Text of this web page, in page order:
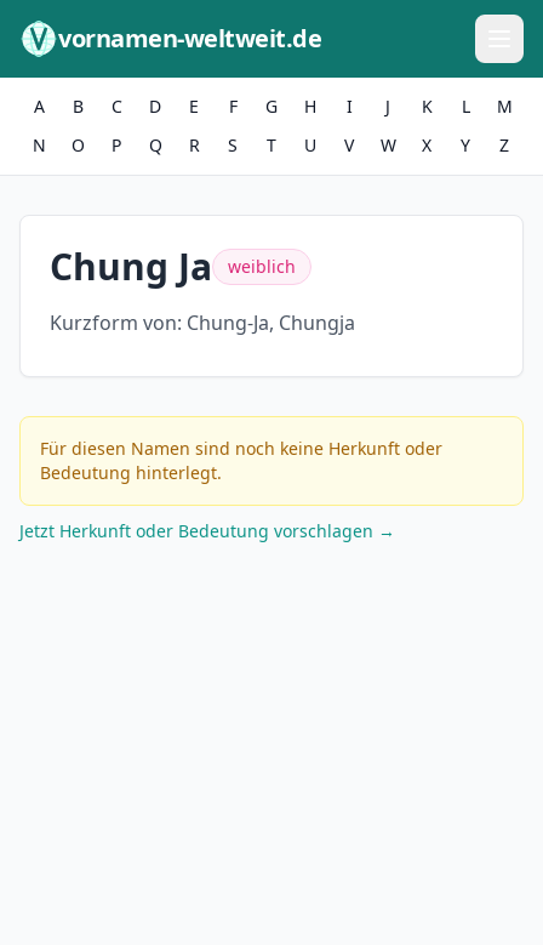
vornamen-weltweit.de
A B C D E F G H I J K L
M
N
O P Q R S T U V W X Y Z
Chung Ja weiblich
Kurzform von: Chung-Ja, Chungja
Für diesen Namen sind noch keine Herkunft oder
Bedeutung hinterlegt.
Jetzt Herkunft oder Bedeutung vorschlagen →